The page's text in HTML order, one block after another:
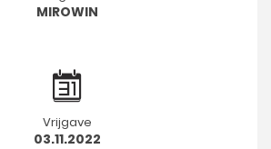
MIROWIN
Vrijgave
03.11.2022